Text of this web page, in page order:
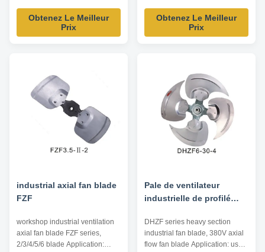
low airflow intake resistance
occasions, such as air
conditioning, heat pump...
-10℃~80℃ Driving Mode: inner
rotor motor ...
Obtenez Le Meilleur
Prix
Application: used in screw
compressor, general
ventilation... Impeller Diameter:
Driving Mode: inner rotor motor
Technical Parameters Model Air
Volume ...
Obtenez Le Meilleur
Prix
industrial axial fan blade
FZF
workshop industrial ventilation
axial fan blade FZF series,
2/3/4/5/6 blade Application:
Pale de ventilateur
industrielle de profilé
lame de ventilateur 380V
axial
DHZF series heavy section
industrial fan blade, 380V axial
flow fan blade Application: used